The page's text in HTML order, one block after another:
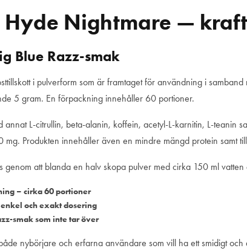
Hyde Nightmare —
Blue Razz-smak
i pulverform som är framtaget för användning i
5 gram. En förpackning innehåller 60 portioner.
annat L-citrullin, beta-alanin, koffein, acetyl-L-karnitin, L-
mg. Produkten innehåller även en mindre mängd protein
genom att blanda en halv skopa pulver med cirka 150 ml
– cirka 60 portioner
och exakt dosering
smak som inte tar över
nybörjare och erfarna användare som vill ha ett smidigt